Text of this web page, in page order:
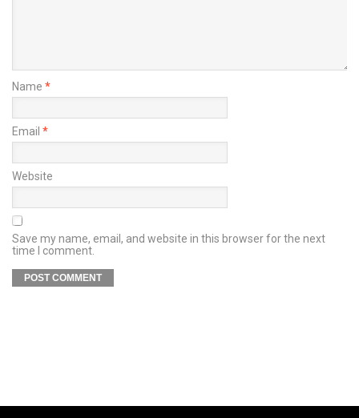
Name *
Email *
Website
Save my name, email, and website in this browser for the next
time I comment.